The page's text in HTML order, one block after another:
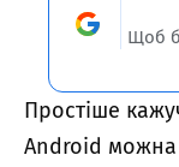
Щоб
Простіше
Android можна